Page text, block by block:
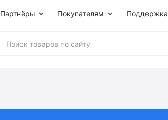
Партнёры Покупателям Поддержка